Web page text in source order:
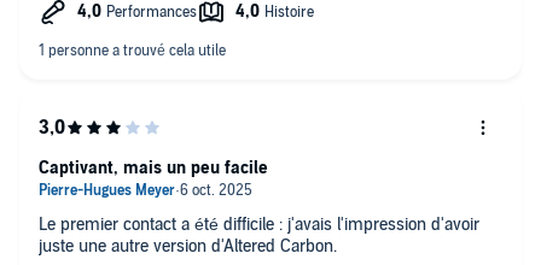
Le premier contact a été difficile : j'avais l'impression d'avoir
juste une autre version d'Altered Carbon.
Captivant, mais un peu facile